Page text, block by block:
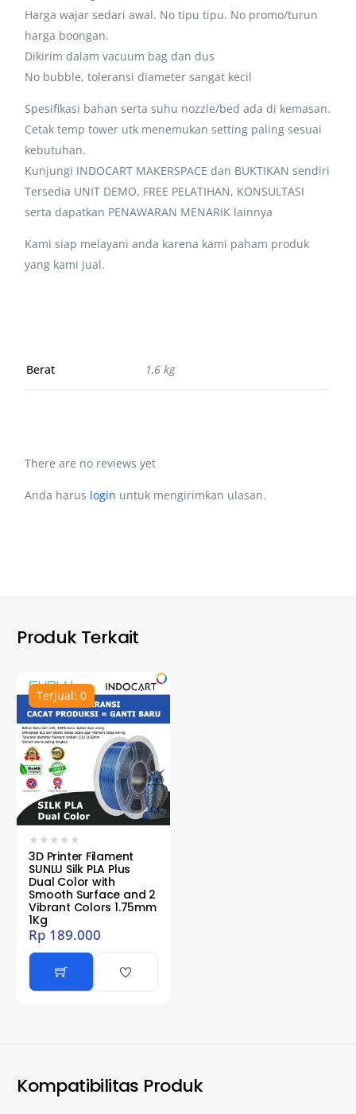
Harga wajar sedari awal. No tipu tipu. No promo/turun
harga boongan.
Dikirim dalam vacuum bag dan dus
No bubble, toleransi diameter sangat kecil
Spesifikasi bahan serta suhu nozzle/bed ada di kemasan.
Cetak temp tower utk menemukan setting paling sesuai
kebutuhan.
Kunjungi INDOCART MAKERSPACE dan BUKTIKAN sendiri
Tersedia UNIT DEMO, FREE PELATIHAN, KONSULTASI
serta dapatkan PENAWARAN MENARIK lainnya
Kami siap melayani anda karena kami paham produk
yang kami jual.
Berat 1,6 kg
There are no reviews yet
Anda harus login untuk mengirimkan ulasan.
Produk Terkait
Terjual: 0
★ ★ ★ ★ ★
3D Printer Filament
SUNLU Silk PLA Plus
Dual Color with
Smooth Surface and 2
Vibrant Colors 1.75mm
1Kg
Rp 189.000
Kompatibilitas Produk